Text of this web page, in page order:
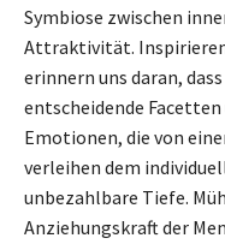
Symbiose zwischen
Attraktivität.
erinnern uns daran,
entscheidende
Emotionen, die von
verleihen dem
unbezahlbare Tiefe.
Anziehungskraft der